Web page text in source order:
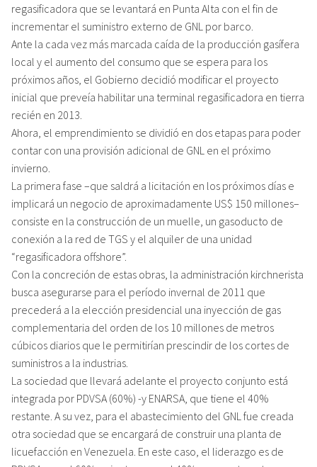
regasificadora que se levantará en Punta Alta con el fin de
incrementar el suministro externo de GNL por barco.
Ante la cada vez más marcada caída de la producción gasífera
local y el aumento del consumo que se espera para los
próximos años, el Gobierno decidió modificar el proyecto
inicial que preveía habilitar una terminal regasificadora en tierra
recién en 2013.
Ahora, el emprendimiento se dividió en dos etapas para poder
contar con una provisión adicional de GNL en el próximo
invierno.
La primera fase –que saldrá a licitación en los próximos días e
implicará un negocio de aproximadamente US$ 150 millones–
consiste en la construcción de un muelle, un gasoducto de
conexión a la red de TGS y el alquiler de una unidad
“regasificadora offshore”.
Con la concreción de estas obras, la administración kirchnerista
busca asegurarse para el período invernal de 2011 que
precederá a la elección presidencial una inyección de gas
complementaria del orden de los 10 millones de metros
cúbicos diarios que le permitirían prescindir de los cortes de
suministros a la industrias.
La sociedad que llevará adelante el proyecto conjunto está
integrada por PDVSA (60%) -y ENARSA, que tiene el 40%
restante. A su vez, para el abastecimiento del GNL fue creada
otra sociedad que se encargará de construir una planta de
licuefacción en Venezuela. En este caso, el liderazgo es de